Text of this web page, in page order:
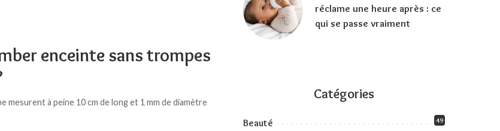
enceinte sans trompes
mesurent à peine 10 cm de long et 1 mm de diamètre
réclame une heure après : ce
qui se passe vraiment
Catégories
Beauté 49